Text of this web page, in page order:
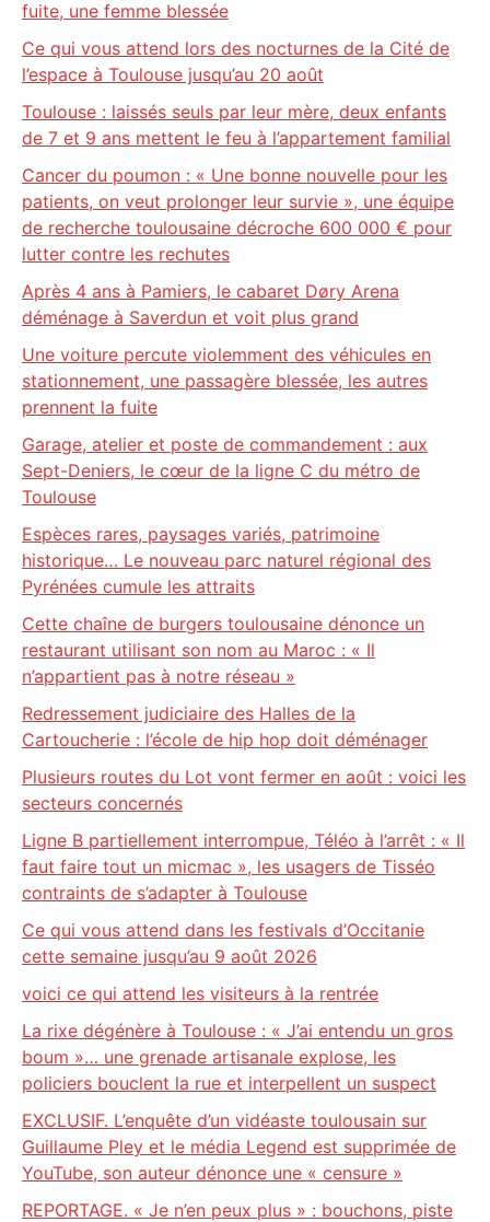
fuite, une femme blessée
Ce qui vous attend lors des nocturnes de la Cité de
l’espace à Toulouse jusqu’au 20 août
Toulouse : laissés seuls par leur mère, deux enfants
de 7 et 9 ans mettent le feu à l’appartement familial
Cancer du poumon : « Une bonne nouvelle pour les
patients, on veut prolonger leur survie », une équipe
de recherche toulousaine décroche 600 000 € pour
lutter contre les rechutes
Après 4 ans à Pamiers, le cabaret Døry Arena
déménage à Saverdun et voit plus grand
Une voiture percute violemment des véhicules en
stationnement, une passagère blessée, les autres
prennent la fuite
Garage, atelier et poste de commandement : aux
Sept-Deniers, le cœur de la ligne C du métro de
Toulouse
Espèces rares, paysages variés, patrimoine
historique… Le nouveau parc naturel régional des
Pyrénées cumule les attraits
Cette chaîne de burgers toulousaine dénonce un
restaurant utilisant son nom au Maroc : « Il
n’appartient pas à notre réseau »
Redressement judiciaire des Halles de la
Cartoucherie : l’école de hip hop doit déménager
Plusieurs routes du Lot vont fermer en août : voici les
secteurs concernés
Ligne B partiellement interrompue, Téléo à l’arrêt : « Il
faut faire tout un micmac », les usagers de Tisséo
contraints de s’adapter à Toulouse
Ce qui vous attend dans les festivals d’Occitanie
cette semaine jusqu’au 9 août 2026
voici ce qui attend les visiteurs à la rentrée
La rixe dégénère à Toulouse : « J’ai entendu un gros
boum »… une grenade artisanale explose, les
policiers bouclent la rue et interpellent un suspect
EXCLUSIF. L’enquête d’un vidéaste toulousain sur
Guillaume Pley et le média Legend est supprimée de
YouTube, son auteur dénonce une « censure »
REPORTAGE. « Je n’en peux plus » : bouchons, piste